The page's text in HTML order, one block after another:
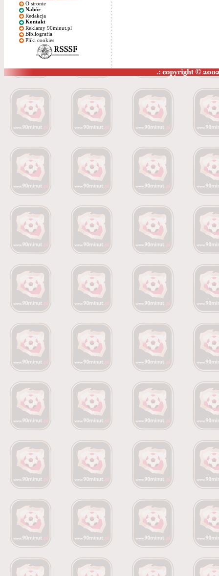
O stronie
Nabór
Redakcja
Kontakt
Reklamy 90minut.pl
Bibliografia
Pliki cookies